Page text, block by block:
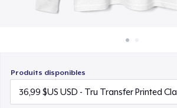
Produits disponibles